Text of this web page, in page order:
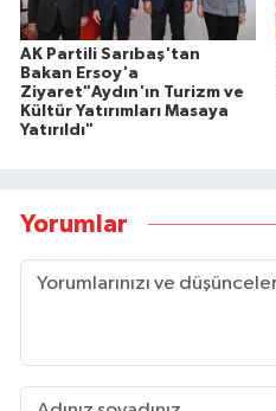
AK Partili Sarıbaş'tan
Bakan Ersoy'a
Ziyaret"Aydın'ın Turizm ve
Kültür Yatırımları Masaya
Yatırıldı"
Yorumlar